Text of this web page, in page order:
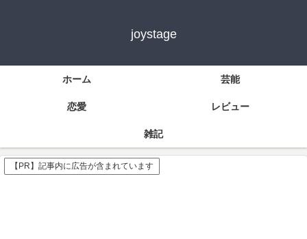
joystage
ホーム 芸能
恋愛 レビュー
雑記
【PR】記事内に広告が含まれています